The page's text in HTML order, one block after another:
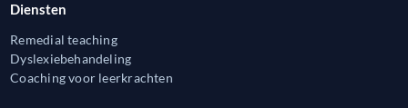
Diensten
Remedial teaching
Dyslexiebehandeling
Coaching voor leerkrachten